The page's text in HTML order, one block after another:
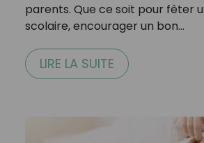
parents. Que ce soit pour fêter
scolaire, encourager un bon…
LIRE LA SUITE